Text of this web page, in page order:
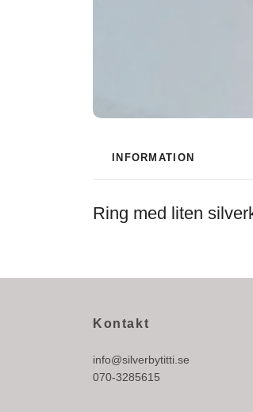
INFORMATION
Ring med liten
Kontakt
info@silverbytitti.se
070-3285615